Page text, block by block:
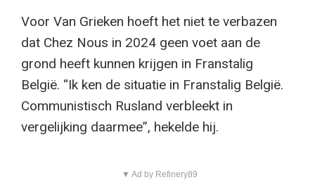
Voor Van Grieken hoeft het niet te verbazen
dat Chez Nous in 2024 geen voet aan de
grond heeft kunnen krijgen in Franstalig
België. “Ik ken de situatie in Franstalig België.
Communistisch Rusland verbleekt in
vergelijking daarmee”, hekelde hij.
▼ Ad by Refinery89